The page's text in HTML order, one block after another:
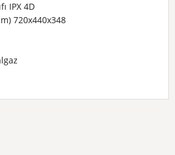
IPX 4D
720x440x348